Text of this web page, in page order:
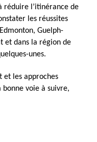
réduire l’itinérance de
les réussites
Guelph-
et dans la région de
unes.
les approches
voie à suivre,